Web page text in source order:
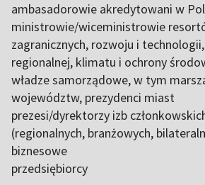
ambasadorowie akredytowani w
ministrowie/wiceministrowie
zagranicznych, rozwoju i
regionalnej, klimatu i ochrony
władze samorządowe, w tym
województw, prezydenci miast
prezesi/dyrektorzy izb
(regionalnych, branżowych,
biznesowe
przedsiębiorcy